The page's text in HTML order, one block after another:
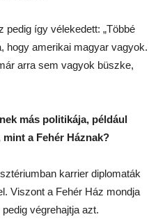
pedig így vélekedett: „Többé
hogy amerikai magyar vagyok.
arra sem vagyok büszke,
más politikája, például
a Fehér Háznak?
karrier diplomaták
Viszont a Fehér Ház mondja
végrehajtja azt.